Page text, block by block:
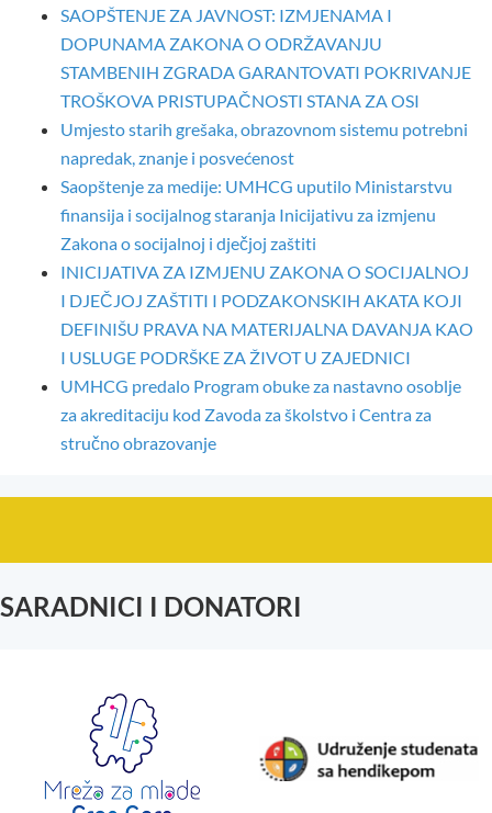
SAOPŠTENJE ZA JAVNOST: IZMJENAMA I
DOPUNAMA ZAKONA O ODRŽAVANJU
STAMBENIH ZGRADA GARANTOVATI POKRIVANJE
TROŠKOVA PRISTUPAČNOSTI STANA ZA OSI
Umjesto starih grešaka, obrazovnom sistemu potrebni
napredak, znanje i posvećenost
Saopštenje za medije: UMHCG uputilo Ministarstvu
finansija i socijalnog staranja Inicijativu za izmjenu
Zakona o socijalnoj i dječjoj zaštiti
INICIJATIVA ZA IZMJENU ZAKONA O SOCIJALNOJ
I DJEČJOJ ZAŠTITI I PODZAKONSKIH AKATA KOJI
DEFINIŠU PRAVA NA MATERIJALNA DAVANJA KAO
I USLUGE PODRŠKE ZA ŽIVOT U ZAJEDNICI
UMHCG predalo Program obuke za nastavno osoblje
za akreditaciju kod Zavoda za školstvo i Centra za
stručno obrazovanje
SARADNICI I DONATORI